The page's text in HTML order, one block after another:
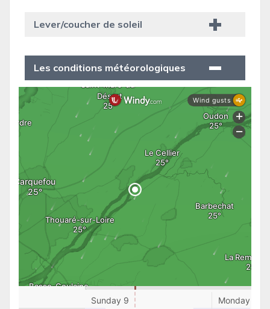
Lever/coucher de soleil
Les conditions météorologiques